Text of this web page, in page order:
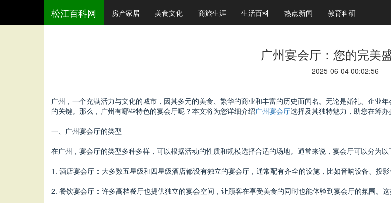
松江百科网 房产家居 美食文化 商旅生涯 生活百科 热点新闻 教育科研
广州宴会厅：您的完美
2025-06-04 00:02:56
广州，一个充满活力与文化的城市，因其多元的美食、繁华的商业和丰富的历史而闻名。无论是婚礼、企业
的关键。那么，广州有哪些特色的宴会厅呢？本文将为您详细介绍广州宴会厅选择及其独特魅力，助您在筹办
一、广州宴会厅的类型
在广州，宴会厅的类型多种多样，可以根据活动的性质和规模选择合适的场地。通常来说，宴会厅可以分为以
1. 酒店宴会厅：大多数五星级和四星级酒店都设有独立的宴会厅，通常配有齐全的设施，比如音响设备、投
2. 餐饮宴会厅：许多高档餐厅也提供独立的宴会空间，让顾客在享受美食的同时也能体验到宴会厅的氛围。